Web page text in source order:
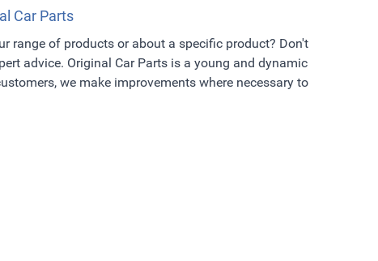
Car Parts
range of products or about a specific product? Don't
advice. Original Car Parts is a young and dynamic
we make improvements where necessary to